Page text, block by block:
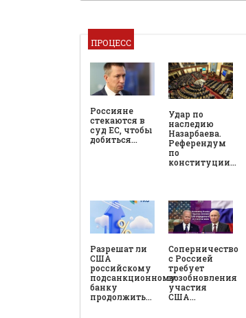
ПРОЦЕСС
Россияне
стекаются в
суд ЕС, чтобы
добиться…
Удар по
наследию
Назарбаева.
Референдум
по
конституции…
Разрешат ли
США
российскому
подсанкционному
банку
продолжить…
Соперничество
с Россией
требует
возобновления
участия
США…